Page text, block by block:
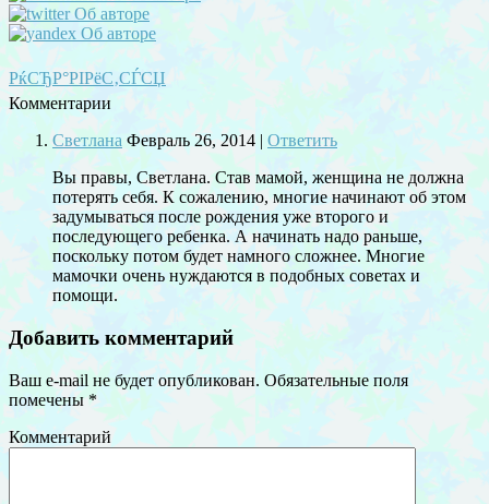
РќСЂР°РІРёС‚СЃСЏ
Комментарии
Светлана Февраль 26, 2014 | Ответить
Вы правы, Светлана. Став мамой, женщина не должна
потерять себя. К сожалению, многие начинают об этом
задумываться после рождения уже второго и
последующего ребенка. А начинать надо раньше,
поскольку потом будет намного сложнее. Многие
мамочки очень нуждаются в подобных советах и
помощи.
Добавить комментарий
Ваш e-mail не будет опубликован. Обязательные поля
помечены *
Комментарий